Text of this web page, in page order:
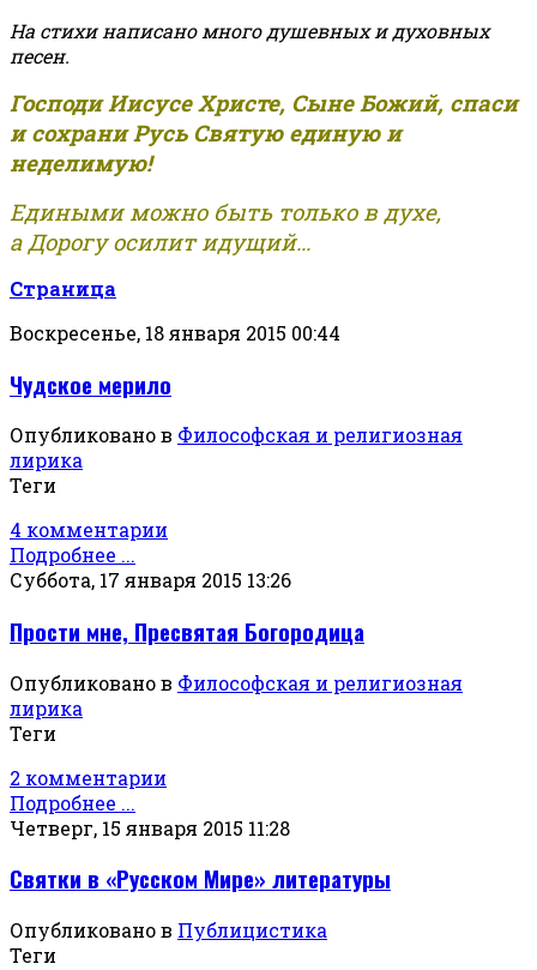
На стихи написано много душевных и духовных
песен.
Господи Иисусе Христе, Сыне Божий, спаси
и сохрани Русь Святую единую и
неделимую!
Едиными можно быть только в духе,
а Дорогу осилит идущий...
Страница
Воскресенье, 18 января 2015 00:44
Чудское мерило
Опубликовано в Философская и религиозная
лирика
Теги
4 комментарии
Подробнее ...
Суббота, 17 января 2015 13:26
Прости мне, Пресвятая Богородица
Опубликовано в Философская и религиозная
лирика
Теги
2 комментарии
Подробнее ...
Четверг, 15 января 2015 11:28
Святки в «Русском Мире» литературы
Опубликовано в Публицистика
Теги